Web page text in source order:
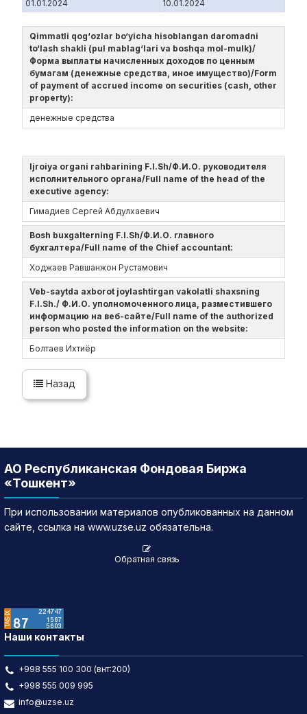
01.01.2024 10.01.2024
Qimmatli qog‘ozlar bo‘yicha hisoblangan daromadni
to‘lash shakli (pul mablag‘lari va boshqa mol-mulk)/
Форма выплаты начисленных доходов по ценным
бумагам (денежные средства, иное имущество)/Form
of payment of accrued income on securities (cash, other
property):
денежные средства
Ijroiya organi rahbarining F.I.Sh/Ф.И.О. руководителя
исполнительного органа/Full name of the head of the
executive agency:
Гимадиев Сергей Абдулхаевич
Bosh buxgalterning F.I.Sh/Ф.И.О. главного
бухгалтера/Full name of the Chief accountant:
Ходжаев Равшанжон Рустамович
Veb-saytda axborot joylashtirgan vakolatli shaxsning
F.I.Sh./ Ф.И.О. уполномоченного лица, разместившего
информацию на веб-сайте/Full name of the authorized
person who posted the information on the website:
Болтаев Ихтиёр
Назад
АО Республиканская Фондовая Биржа
«Тошкент»
При использовании материалов опубликованных на данном
сайте, ссылка на www.uzse.uz обязательна.
Обратная связь
Наши контакты
+998 555 100 300 (внт:200)
+998 555 009 995
info@uzse.uz